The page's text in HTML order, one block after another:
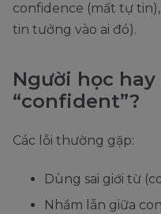
confidence (mất tự
tin tưởng vào ai đó).
Người học
“confident”?
Các lỗi thường gặp:
Dùng sai giới từ
Nhầm lẫn giữa